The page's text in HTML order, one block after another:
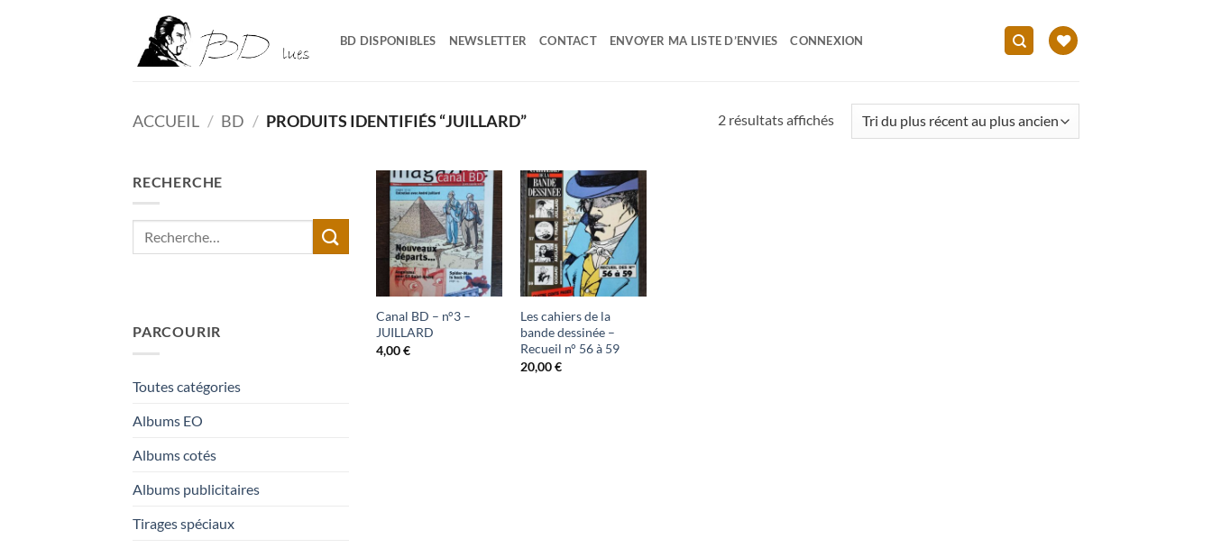
BD DISPONIBLES NEWSLETTER CONTACT ENVOYER MA LISTE D’ENVIES CONNEXION
ACCUEIL / BD / PRODUITS IDENTIFIÉS “JUILLARD” 2 résultats affichésTrié
RECHERCHE
Recherche
pour :
PARCOURIR
Toutes catégories
Albums EO
Albums cotés
Albums publicitaires
Tirages spéciaux
Ajouter
à ma
liste
d'envies
Canal BD – n°3 –
JUILLARD
4,00€
Ajouter
à ma
liste
d'envies
Les cahiers de la
bande dessinée –
Recueil n° 56 à 59
20,00€